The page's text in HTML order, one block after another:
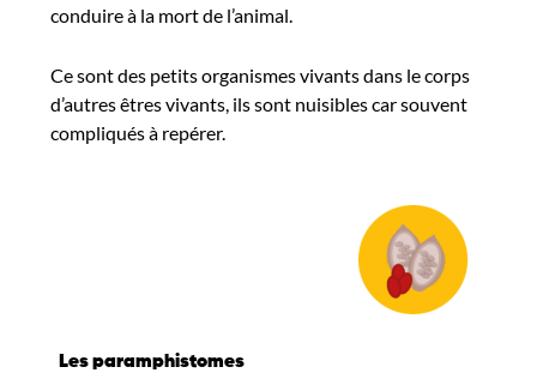
conduire à la mort de l’animal.
Ce sont des petits organismes vivants dans le corps
d’autres êtres vivants, ils sont nuisibles car souvent
compliqués à repérer.
Les paramphistomes